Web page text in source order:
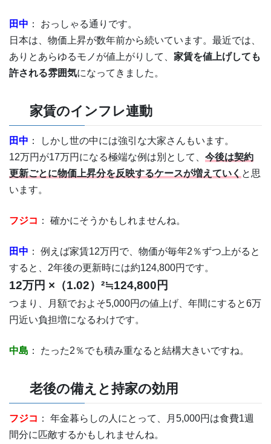
田中 ： おっしゃる通りです。
日本は、物価上昇が数年前から続いています。最近では、
ありとあらゆるモノが値上がりして、 家賃を値上げしても
許される雰囲気になってきました。
家賃のインフレ連動
田中 ： しかし世の中には強引な大家さんもいます。
12万円が17万円になる極端な例は別として、 今後は契約
更新ごとに物価上昇分を反映するケースが増えていく と思
います。
フジコ ： 確かにそうかもしれませんね。
田中 ： 例えば家賃12万円で、物価が毎年2％ずつ上がると
すると、2年後の更新時には約124,800円です。
12万円 ×（1.02）²≒124,800円
つまり、月額でおよそ5,000円の値上げ、年間にすると6万
円近い負担増になるわけです。
中島 ： たった2％でも積み重なると結構大きいですね。
老後の備えと持家の効用
フジコ ： 年金暮らしの人にとって、月5,000円は食費1週
間分に匹敵するかもしれませんね。